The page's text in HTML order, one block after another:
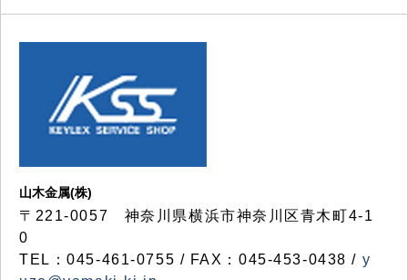
山木金属(株)
〒221-0057 神奈川県横浜市神奈川区青木町4-1
0
TEL：045-461-0755 / FAX：045-453-0438 / y